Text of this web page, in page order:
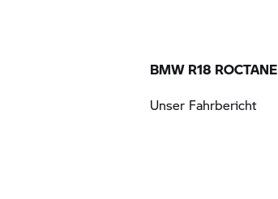
BMW R18 ROCTANE
Unser Fahrbericht